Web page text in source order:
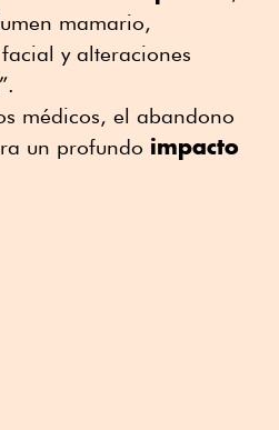
mamario,
y alteraciones
médicos, el abandono
un profundo impacto